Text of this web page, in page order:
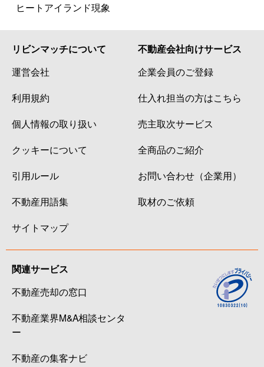
ヒートアイランド現象
リビンマッチについて
運営会社
利用規約
個人情報の取り扱い
クッキーについて
引用ルール
不動産用語集
サイトマップ
不動産会社向けサービス
企業会員のご登録
仕入れ担当の方はこちら
売主取次サービス
全商品のご紹介
お問い合わせ（企業用）
取材のご依頼
関連サービス
不動産売却の窓口
不動産業界M&A相談センタ
ー
不動産の集客ナビ